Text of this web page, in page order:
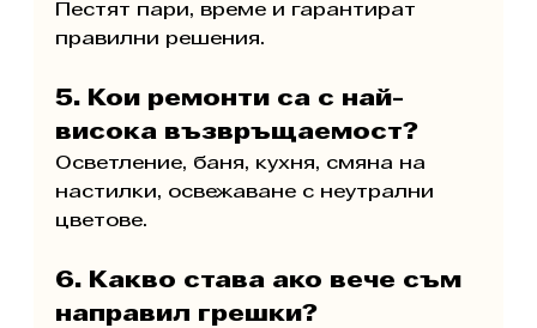
Пестят пари, време и гарантират
правилни решения.
5. Кои ремонти са с най-
висока възвръщаемост?
Осветление, баня, кухня, смяна на
настилки, освежаване с неутрални
цветове.
6. Какво става ако вече съм
направил грешки?